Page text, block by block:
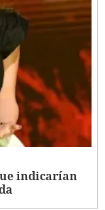
indicarían